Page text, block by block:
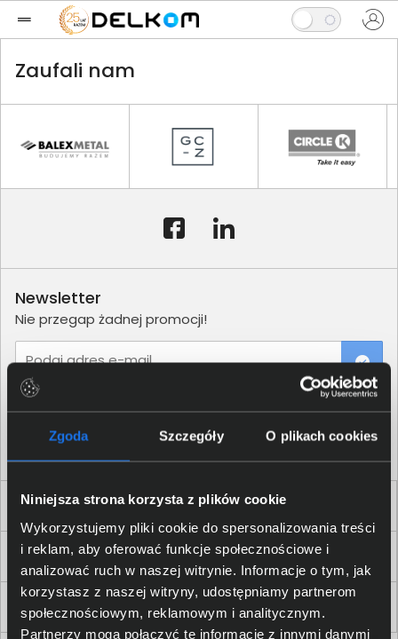
Zgoda Szczegóły O plikach cookies
Niniejsza strona korzysta z plików cookie
Wykorzystujemy pliki cookie do spersonalizowania treści
i reklam, aby oferować funkcje społecznościowe i
analizować ruch w naszej witrynie. Informacje o tym, jak
korzystasz z naszej witryny, udostępniamy partnerom
społecznościowym, reklamowym i analitycznym.
Partnerzy mogą połączyć te informacje z innymi danymi
Zaufali nam
Dla Firm i Instytucji
Zakupy
Delkom 2000
Newsletter
Nie przegap żadnej promocji!
Podaj adres e-mail